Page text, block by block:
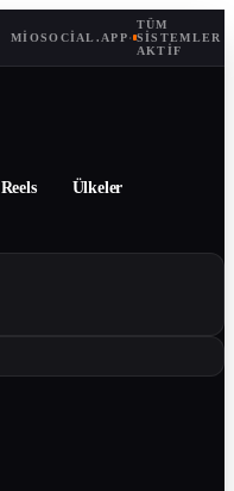
MIOSOCIAL.APP·
TÜM
SISTEMLER
AKTIF
Reels Ülkeler